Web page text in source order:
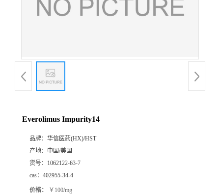
书
Everolimus Impurity14
品牌： 华信医药(HX)/HST
产地： 中国/美国
货号： 1062122-63-7
cas： 402955-34-4
价格： ￥100/mg